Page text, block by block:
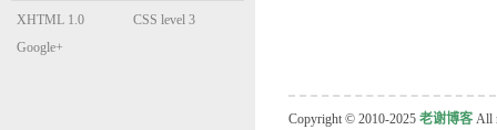
XHTML 1.0
Transitional
CSS level 3
Google+
Copyright © 2010-2025 老谢博客 All